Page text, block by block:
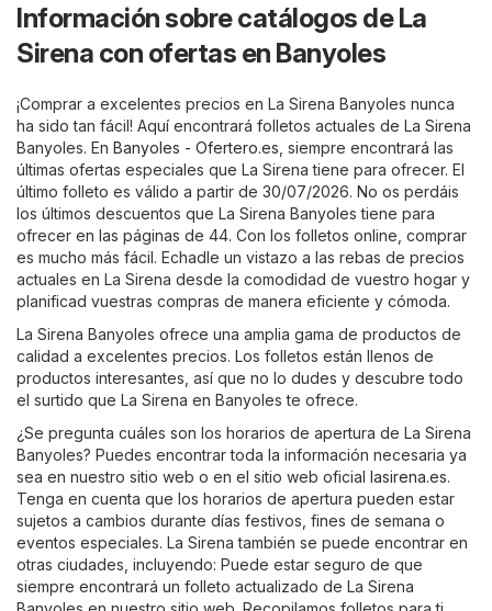
Información sobre catálogos de La
Sirena con ofertas en Banyoles
¡Comprar a excelentes precios en La Sirena Banyoles nunca
ha sido tan fácil! Aquí encontrará folletos actuales de La Sirena
Banyoles. En Banyoles - Ofertero.es , siempre encontrará las
últimas ofertas especiales que La Sirena tiene para ofrecer. El
último folleto es válido a partir de 30/07/2026. No os perdáis
los últimos descuentos que La Sirena Banyoles tiene para
ofrecer en las páginas de 44. Con los folletos online, comprar
es mucho más fácil. Echadle un vistazo a las rebas de precios
actuales en La Sirena desde la comodidad de vuestro hogar y
planificad vuestras compras de manera eficiente y cómoda.
La Sirena Banyoles ofrece una amplia gama de productos de
calidad a excelentes precios. Los folletos están llenos de
productos interesantes, así que no lo dudes y descubre todo
el surtido que La Sirena en Banyoles te ofrece.
¿Se pregunta cuáles son los horarios de apertura de La Sirena
Banyoles? Puedes encontrar toda la información necesaria ya
sea en nuestro sitio web o en el sitio web oficial lasirena.es.
Tenga en cuenta que los horarios de apertura pueden estar
sujetos a cambios durante días festivos, fines de semana o
eventos especiales. La Sirena también se puede encontrar en
otras ciudades, incluyendo: Puede estar seguro de que
siempre encontrará un folleto actualizado de La Sirena